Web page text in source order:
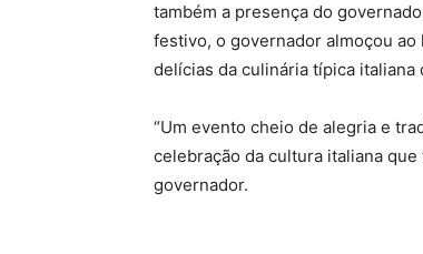
também a presença do
festivo, o governador almoçou
delícias da culinária típica italiana
“Um evento cheio de alegria e
celebração da cultura italiana
governador.